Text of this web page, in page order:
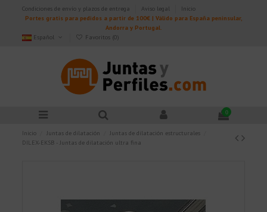
Condiciones de envío y plazos de entrega Aviso legal
Inicio
Portes gratis para pedidos a partir de 100€ | Válido para España peninsular,
Andorra y Portugal.
Español
Favoritos (0)
0
Inicio Juntas de dilatación
Juntas de dilatación estructurales
DILEX-EKSB - Juntas de dilatación ultra fina